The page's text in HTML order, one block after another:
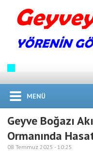
MENÜ
Geyve Boğazı
Ormanında
08 Temmuz 2025 - 10:25